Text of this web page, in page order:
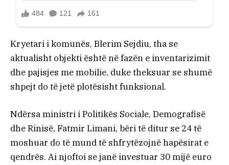
Kryetari i komunës, Blerim Sejdiu, tha se
aktualisht objekti është në fazën e inventarizimit
dhe pajisjes me mobilie, duke theksuar se shumë
shpejt do të jetë plotësisht funksional.
Ndërsa ministri i Politikës Sociale, Demografisë
dhe Rinisë, Fatmir Limani, bëri të ditur se 24 të
moshuar do të mund të shfrytëzojnë hapësirat e
qendrës. Ai njoftoi se janë investuar 30 mijë euro